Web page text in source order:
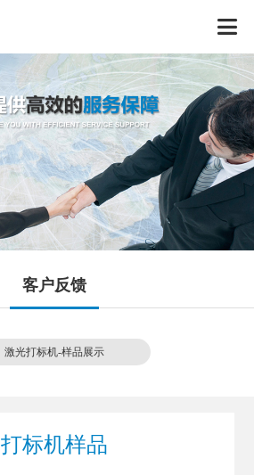
客户反馈
激光打标机-样品展示
打标机样品